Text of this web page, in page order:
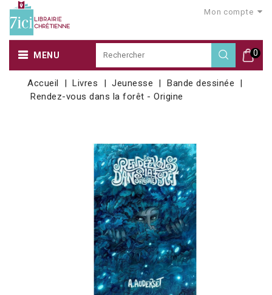
Mon compte
0
MENU
Accueil Livres Jeunesse
Bande dessinée
Rendez-vous dans la forêt - Origine